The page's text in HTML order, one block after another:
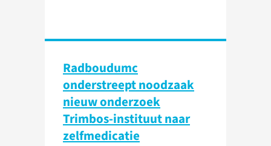
Radboudumc
onderstreept noodzaak
nieuw onderzoek
Trimbos-instituut naar
zelfmedicatie